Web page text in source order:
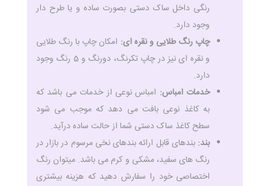
رنگی داخل ساک دستی بصورت ساده و یا طرح دار
وجود دارد.
چاپ رنگ طلایی و نقره ای: امکان چاپ با رنگ طلایی
و نقره ای نیز در چاپ تکرنگ، دورنگ و 5 رنگ وجود
دارد.
خدمات امباس: امباس نوعی از خدمات می باشد که
به کاغذ نوعی بافت می دهد که موجب می شود
سطح کاغذ ساک دستی شما از حالت ساده درآید.
بند:بندهای قابل ارائه بندهای نخی مرسوم در بازار در
رنگ های سفید، مشکی و کرم می باشد. میتوان رنگ
اختصاصی خود را سفارش دهید که هزینه بیشتری